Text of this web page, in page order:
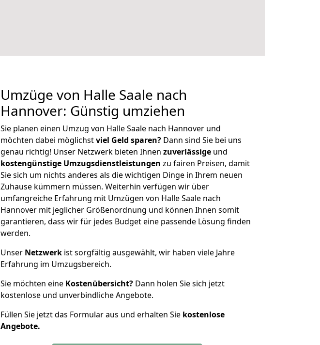
Umzüge von Halle Saale nach
Hannover: Günstig umziehen
Sie planen einen Umzug von Halle Saale nach Hannover und
möchten dabei möglichstviel Geld sparen? Dann sind Sie bei uns
genau richtig! Unser Netzwerk bieten Ihnen zuverlässige und
kostengünstige Umzugsdienstleistungen zu fairen Preisen, damit
Sie sich um nichts anderes als die wichtigen Dinge in Ihrem neuen
Zuhause kümmern müssen. Weiterhin verfügen wir über
umfangreiche Erfahrung mit Umzügen von Halle Saale nach
Hannover mit jeglicher Größenordnung und können Ihnen somit
garantieren, dass wir für jedes Budget eine passende Lösung finden
werden.
Unser Netzwerk ist sorgfältig ausgewählt, wir haben viele Jahre
Erfahrung im Umzugsbereich.
Sie möchten eine Kostenübersicht? Dann holen Sie sich jetzt
kostenlose und unverbindliche Angebote.
Füllen Sie jetzt das Formular aus und erhalten Sie kostenlose
Angebote.